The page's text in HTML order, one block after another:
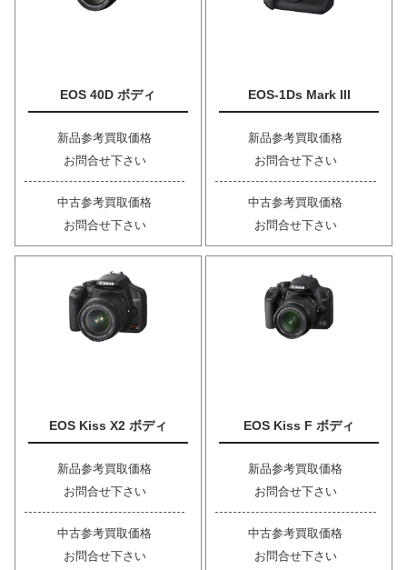
EOS 40D ボディ
新品参考買取価格
お問合せ下さい
中古参考買取価格
お問合せ下さい
EOS-1Ds Mark III
新品参考買取価格
お問合せ下さい
中古参考買取価格
お問合せ下さい
EOS Kiss X2 ボディ
新品参考買取価格
お問合せ下さい
中古参考買取価格
お問合せ下さい
EOS Kiss F ボディ
新品参考買取価格
お問合せ下さい
中古参考買取価格
お問合せ下さい